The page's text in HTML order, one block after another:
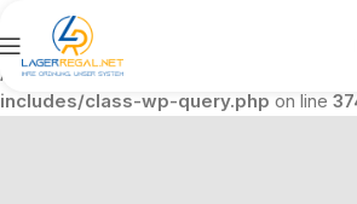
Warning: Undefined array key 0 in
/var/www/vhosts/lagerregal.net/
includes/class-wp-query.php on line